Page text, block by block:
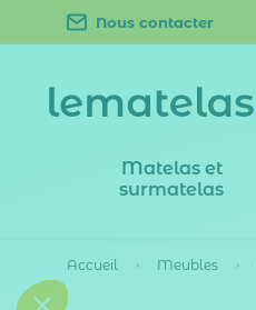
Nous contacter
Matelas et
surmatelas
Accueil Meubles